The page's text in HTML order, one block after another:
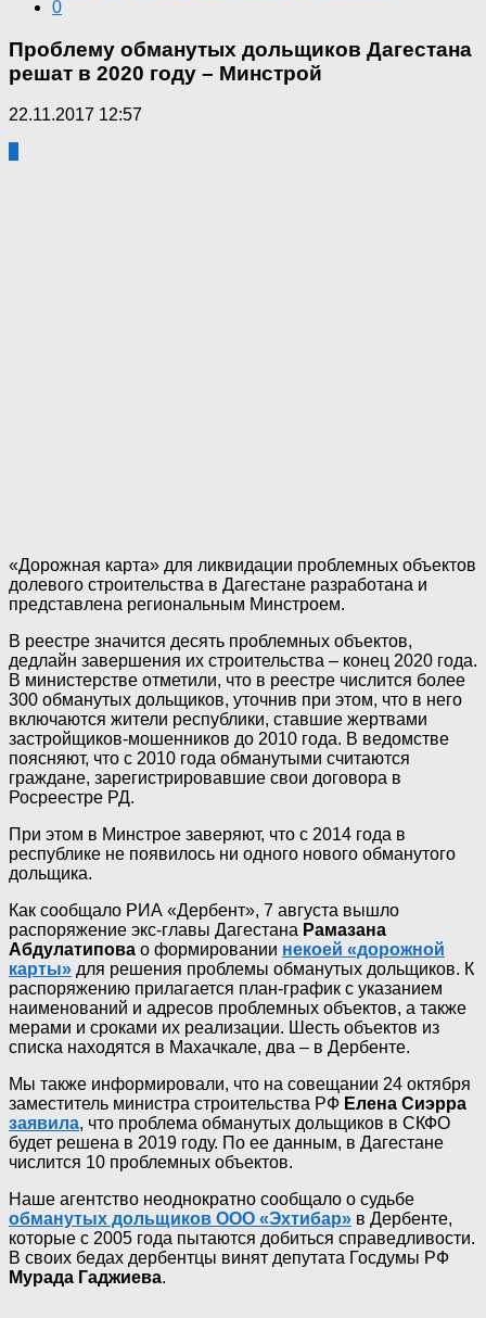
0
Проблему обманутых дольщиков Дагестана
решат в 2020 году – Минстрой
22.11.2017 12:57
«Дорожная карта» для ликвидации проблемных объектов
долевого строительства в Дагестане разработана и
представлена региональным Минстроем.
В реестре значится десять проблемных объектов,
дедлайн завершения их строительства – конец 2020 года.
В министерстве отметили, что в реестре числится более
300 обманутых дольщиков, уточнив при этом, что в него
включаются жители республики, ставшие жертвами
застройщиков-мошенников до 2010 года. В ведомстве
поясняют, что с 2010 года обманутыми считаются
граждане, зарегистрировавшие свои договора в
Росреестре РД.
При этом в Минстрое заверяют, что с 2014 года в
республике не появилось ни одного нового обманутого
дольщика.
Как сообщало РИА «Дербент», 7 августа вышло
распоряжение экс-главы Дагестана Рамазана
Абдулатипова о формировании некоей «дорожной
карты» для решения проблемы обманутых дольщиков. К
распоряжению прилагается план-график с указанием
наименований и адресов проблемных объектов, а также
мерами и сроками их реализации. Шесть объектов из
списка находятся в Махачкале, два – в Дербенте.
Мы также информировали, что на совещании 24 октября
заместитель министра строительства РФ Елена Сиэрра
заявила, что проблема обманутых дольщиков в СКФО
будет решена в 2019 году. По ее данным, в Дагестане
числится 10 проблемных объектов.
Наше агентство неоднократно сообщало о судьбе
обманутых дольщиков ООО «Эхтибар» в Дербенте,
которые с 2005 года пытаются добиться справедливости.
В своих бедах дербентцы винят депутата Госдумы РФ
Мурада Гаджиева.